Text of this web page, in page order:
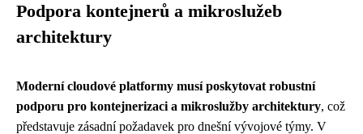
Podpora kontejnerů a mikroslužeb
architektury
Moderní cloudové platformy musí poskytovat robustní
podporu pro kontejnerizaci a mikroslužby architektury, což
představuje zásadní požadavek pro dnešní vývojové týmy. V